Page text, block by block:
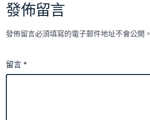
發佈留言
發佈留言必須填寫的電子郵件地址不會公開。
留言*